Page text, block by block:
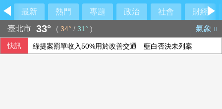
最新 熱門 專題 政治 社會
財經
臺北市 33° ( 34° / 31° ) 氣象
快訊 綠提案罰單收入50%用於改善交通 藍白否決未列案